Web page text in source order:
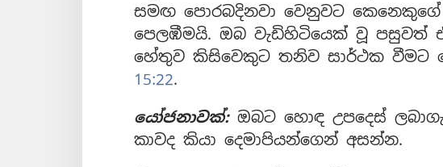
සමඟ පොරබදිනවා වෙනුවට කෙනෙකුගේ
පෙලඹීමයි. ඔබ වැඩිහිටියෙක් වූ පසුවත්
හේතුව කිසිවෙකුට තනිව සාර්ථක වීමට
15:22.
යෝජනාවක්: ඔබට හොඳ උපදෙස්
කාවද කියා දෙමාපියන්ගෙන් අසන්න.